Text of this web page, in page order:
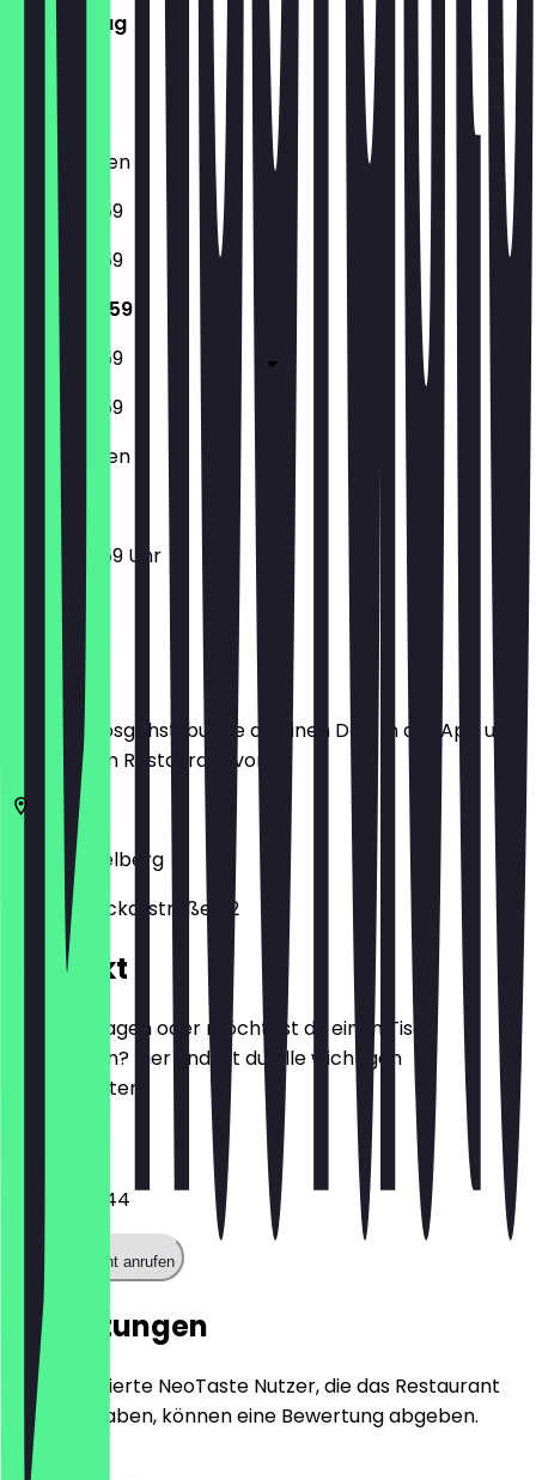
Donnerstag
Freitag
Samstag
Sonntag
Geschlossen
17:00 - 23:59
17:00 - 23:59
17:00 - 23:59
17:00 - 23:59
17:00 - 23:59
Geschlossen
17:00 - 23:59 Uhr
Bevor du losgehst, buche dir einen Deal in der App und
zeige ihn im Restaurant vor.
Heidelberg
Untere Neckarstraße 52
Kontakt
Hast du Fragen oder möchtest du einen Tisch
reservieren? Hier findest du alle wichtigen
Kontaktdaten.
06221167444
Restaurant anrufen
Bewertungen
Nur registrierte NeoTaste Nutzer, die das Restaurant
besucht haben, können eine Bewertung abgeben.
4.9